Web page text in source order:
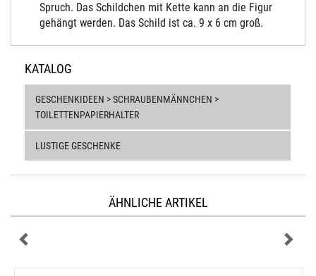
Spruch. Das Schildchen mit Kette kann an die Figur
gehängt werden. Das Schild ist ca. 9 x 6 cm groß.
KATALOG
GESCHENKIDEEN > SCHRAUBENMÄNNCHEN >
TOILETTENPAPIERHALTER
LUSTIGE GESCHENKE
ÄHNLICHE ARTIKEL